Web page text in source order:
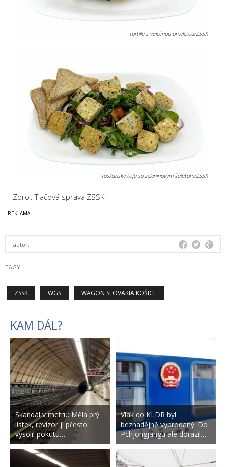
Tortilla s vaječnou omeletou/ZSSK
Toskánske tofu so zeleninovým šalátom/ZSSK
Zdroj: Tlačová správa ZSSK
autor:
TAGY
ZSSK WGS WAGON SLOVAKIA KOŠICE
KAM DÁL?
Skandál v metru: Měla prý
lístek, revizor jí přesto
vysolil pokutu…
Vlak do KLDR byl
beznadějně vyprodaný. Do
Pchjongjangu ale dorazil…